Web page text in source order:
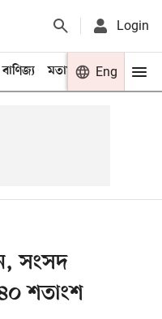
Login
বাণিজ্য মতামত খেলা
Eng
সংসদ
শতাংশ